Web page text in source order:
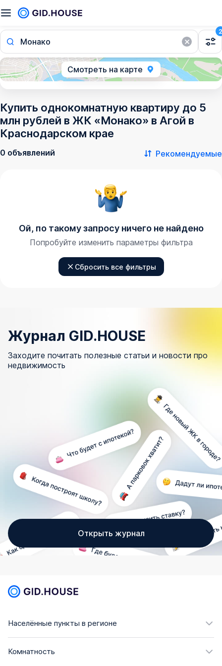
Монако
2
Смотреть на карте
Купить однокомнатную квартиру до 5
млн рублей в ЖК «Монако» в Агой в
Краснодарском крае
0 объявлений Рекомендуемые
Ой, по такому запросу ничего не найдено
Попробуйте изменить параметры фильтра
Сбросить все фильтры
Журнал GID.HOUSE
Заходите почитать полезные статьи и новости про
недвижимость
Открыть журнал
Населённые пункты в регионе
Комнатность